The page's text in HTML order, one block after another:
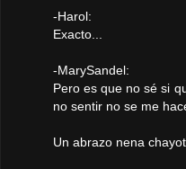
-Harol:
Exacto...
-MarySandel:
Pero es que no sé si
no sentir no se me
Un abrazo nena